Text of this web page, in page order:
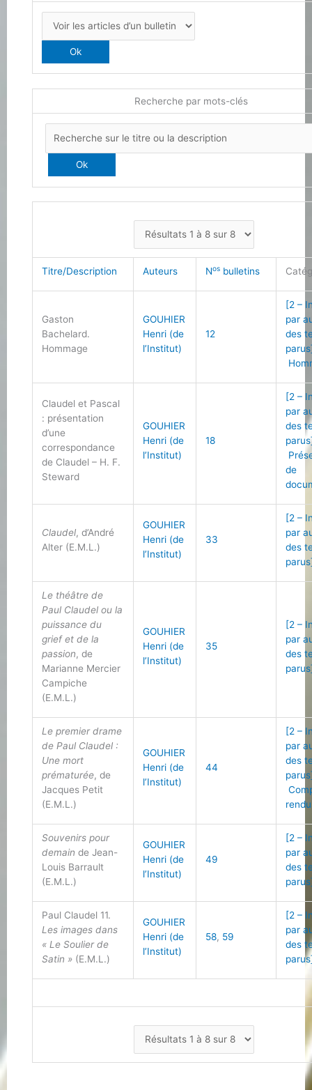
Recherche par mots-clés
Titre/Description Auteurs Nos bulletins
Gaston
Bachelard.
Hommage
GOUHIER
Henri (de
l’Institut)
12
[2 –
par
des
Claudel et Pascal
: présentation
d’une
correspondance
de Claudel – H. F.
Steward
GOUHIER
Henri (de
l’Institut)
18
[2 –
par
des
de
Claudel, d’André
Alter (E.M.L.)
GOUHIER
Henri (de
l’Institut)
33
[2 –
par
des
Le théâtre de
Paul Claudel ou la
puissance du
grief et de la
passion, de
Marianne Mercier
Campiche
(E.M.L.)
GOUHIER
Henri (de
l’Institut)
35
[2 –
par
des
Le premier drame
de Paul Claudel :
Une mort
prématurée, de
Jacques Petit
(E.M.L.)
GOUHIER
Henri (de
l’Institut)
44
[2 –
par
des
Souvenirs pour
demain de Jean-
Louis Barrault
(E.M.L.)
GOUHIER
Henri (de
l’Institut)
49
[2 –
par
des
Paul Claudel 11.
Les images dans
« Le Soulier de
Satin » (E.M.L.)
GOUHIER
Henri (de
l’Institut)
58, 59
[2 –
par
des